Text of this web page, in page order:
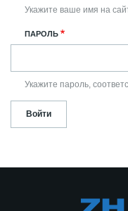
Укажите ваше имя на
ПАРОЛЬ
Укажите пароль,